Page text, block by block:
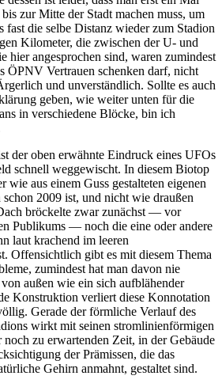
zur Mitte der Stadt machen muss, um
fast die selbe Distanz wieder zum Stadion
Kilometer, die zwischen der U- und
hier angesprochen sind, waren zumindest
ÖPNV Vertrauen schenken darf, nicht
und unverständlich. Sollte es auch
geben, wie weiter unten für die
in verschiedene Blöcke, bin ich
der oben erwähnte Eindruck eines UFOs
schnell weggewischt. In diesem Biotop
wie aus einem Guss gestalteten eigenen
2009 ist, und nicht wie draußen
bröckelte zwar zunächst — vor
Publikums — noch die eine oder andere
laut krachend im leeren
Offensichtlich gibt es mit diesem Thema
zumindest hat man davon nie
außen wie ein sich aufblähender
Konstruktion verliert diese Konnotation
Gerade der förmliche Verlauf des
wirkt mit seinen stromlinienförmigen
zu erwartenden Zeit, in der Gebäude
der Prämissen, die das
Gehirn anmahnt, gestaltet sind.